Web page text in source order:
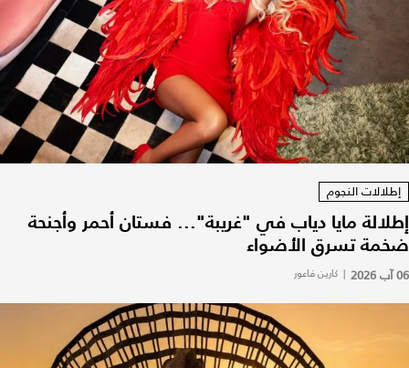
إطلالات النجوم
إطلالة مايا دياب في "غريبة"... فستان أحمر وأجنحة
ضخمة تسرق الأضواء
06 آب 2026 | كارين فاعور